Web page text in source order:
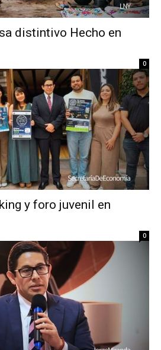
distintivo Hecho en
0
y foro juvenil en
0